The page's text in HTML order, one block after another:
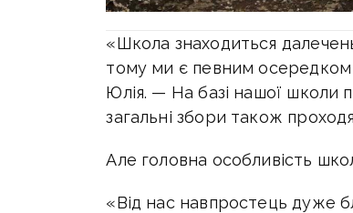
«Школа знаходиться
тому ми є певним осередком
Юлія. — На базі нашої школи
загальні збори також
Але головна особливість
«Від нас навпростець дуже